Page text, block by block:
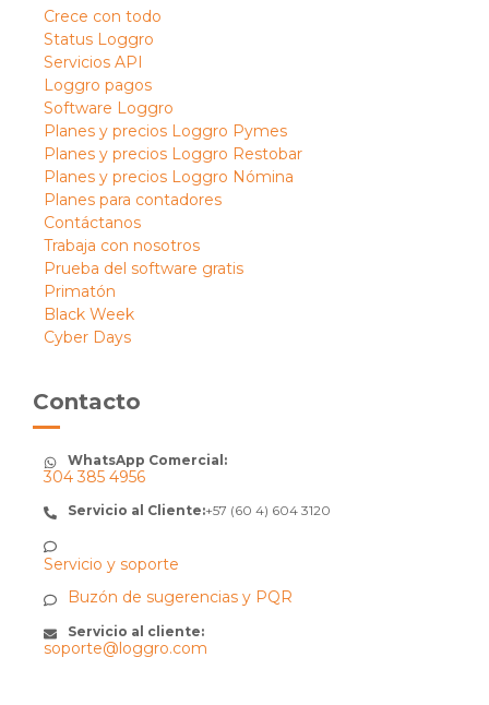
Crece con todo
Status Loggro
Servicios API
Loggro pagos
Software Loggro
Planes y precios Loggro Pymes
Planes y precios Loggro Restobar
Planes y precios Loggro Nómina
Planes para contadores
Contáctanos
Trabaja con nosotros
Prueba del software gratis
Primatón
Black Week
Cyber Days
Contacto
WhatsApp Comercial:
304 385 4956
Servicio al Cliente:+57 (60 4) 604 3120
Servicio y soporte
Buzón de sugerencias y PQR
Servicio al cliente:
soporte@loggro.com